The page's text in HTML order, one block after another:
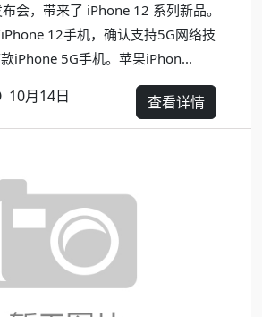
会，带来了 iPhone 12 系列新品。
12手机，确认支持5G网络技
iPhone 5G手机。苹果iPhon...
10月14日 查看详情